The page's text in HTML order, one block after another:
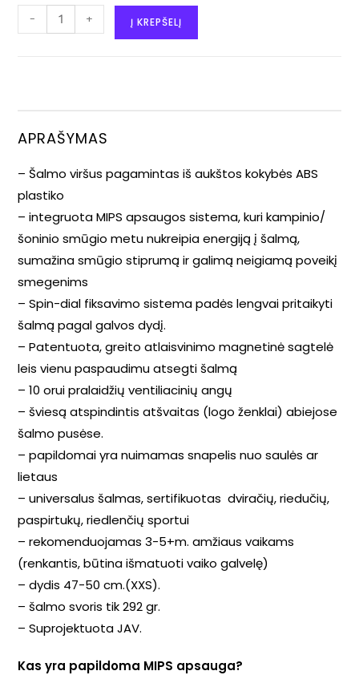
- + Į KREPŠELĮ
APRAŠYMAS
– Šalmo viršus pagamintas iš aukštos kokybės ABS
plastiko
– integruota MIPS apsaugos sistema, kuri kampinio/
šoninio smūgio metu nukreipia energiją į šalmą,
sumažina smūgio stiprumą ir galimą neigiamą poveikį
smegenims
– Spin-dial fiksavimo sistema padės lengvai pritaikyti
šalmą pagal galvos dydį.
– Patentuota, greito atlaisvinimo magnetinė sagtelė
leis vienu paspaudimu atsegti šalmą
– 10 orui pralaidžių ventiliacinių angų
– šviesą atspindintis atšvaitas (logo ženklai) abiejose
šalmo pusėse.
– papildomai yra nuimamas snapelis nuo saulės ar
lietaus
– universalus šalmas, sertifikuotas dviračių, riedučių,
paspirtukų, riedlenčių sportui
– rekomenduojamas 3-5+m. amžiaus vaikams
(renkantis, būtina išmatuoti vaiko galvelę)
– dydis 47-50 cm.(XXS).
– šalmo svoris tik 292 gr.
– Suprojektuota JAV.
Kas yra papildoma MIPS apsauga?